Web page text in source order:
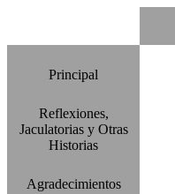
Principal
Reflexiones,
Jaculatorias y Otras
Historias
Agradecimientos